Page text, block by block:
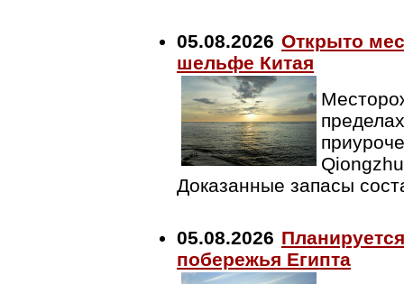
05.08.2026 Открыто
шельфе Китая
Доказанные запасы
05.08.2026
побережья Египта